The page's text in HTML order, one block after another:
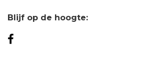
Blijf op de hoogte: